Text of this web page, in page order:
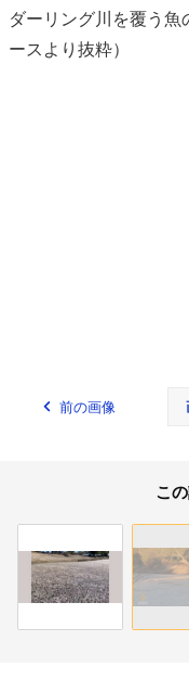
ダーリング川を覆う
ースより抜粋）
前の画像
こ